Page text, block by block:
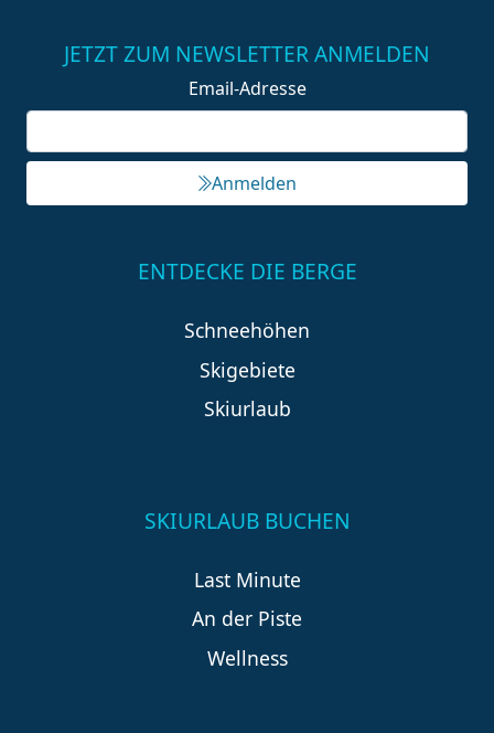
JETZT ZUM NEWSLETTER ANMELDEN
Email-Adresse
Anmelden
ENTDECKE DIE BERGE
Schneehöhen
Skigebiete
Skiurlaub
SKIURLAUB BUCHEN
Last Minute
An der Piste
Wellness